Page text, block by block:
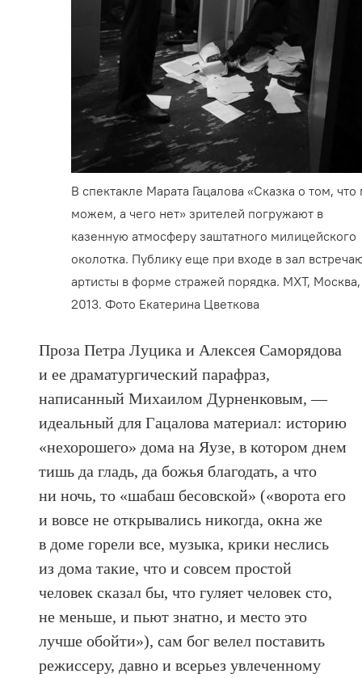
В спектакле Марата Гацалова «Сказка о том,
можем, а чего нет» зрителей погружают в
казенную атмосферу заштатного милицейского
околотка. Публику еще при входе в зал
артисты в форме стражей порядка. МХТ, Москва,
2013. Фото Екатерина Цветкова
Проза Петра Луцика и Алексея Саморядова
и ее драматургический парафраз,
написанный Михаилом Дурненковым, —
идеальный для Гацалова материал: историю
«нехорошего» дома на Яузе, в котором днем
тишь да гладь, да божья благодать, а что
ни ночь, то «шабаш бесовской» («ворота его
и вовсе не открывались никогда, окна же
в доме горели все, музыка, крики неслись
из дома такие, что и совсем простой
человек сказал бы, что гуляет человек сто,
не меньше, и пьют знатно, и место это
лучше обойти»), сам бог велел поставить
режиссеру, давно и всерьез увлеченному